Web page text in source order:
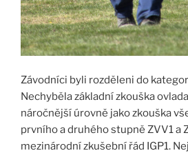
Závodníci byli rozděleni do
Nechyběla základní zkouška
náročnější úrovně jako zkouška
prvního a druhého stupně ZVV1 a
mezinárodní zkušební řád IGP1.